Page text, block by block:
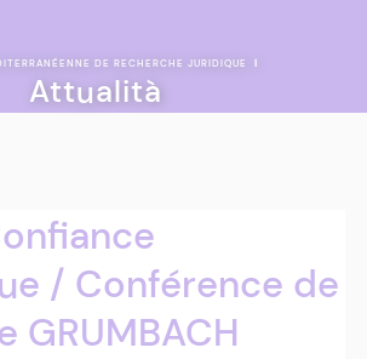
DE RECHERCHE JURIDIQUE |
Attualità
/ Conférence de
GRUMBACH